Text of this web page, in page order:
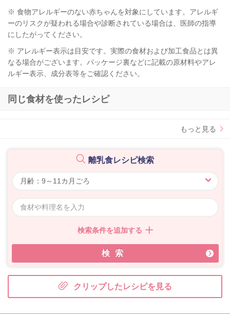
※ 食物アレルギーのない赤ちゃんを対象にしています。アレルギ
ーのリスクが疑われる場合や診断されている場合は、医師の指導
にしたがってください。
※ アレルギー表示は目安です。実際の食材および加工食品とは異
なる場合がございます。パッケージ裏などに記載の原材料やアレ
ルギー表示、成分表等をご確認ください。
同じ食材を使ったレシピ
もっと見る
離乳食レシピ検索
検索条件を追加する
検索
クリップしたレシピを見る